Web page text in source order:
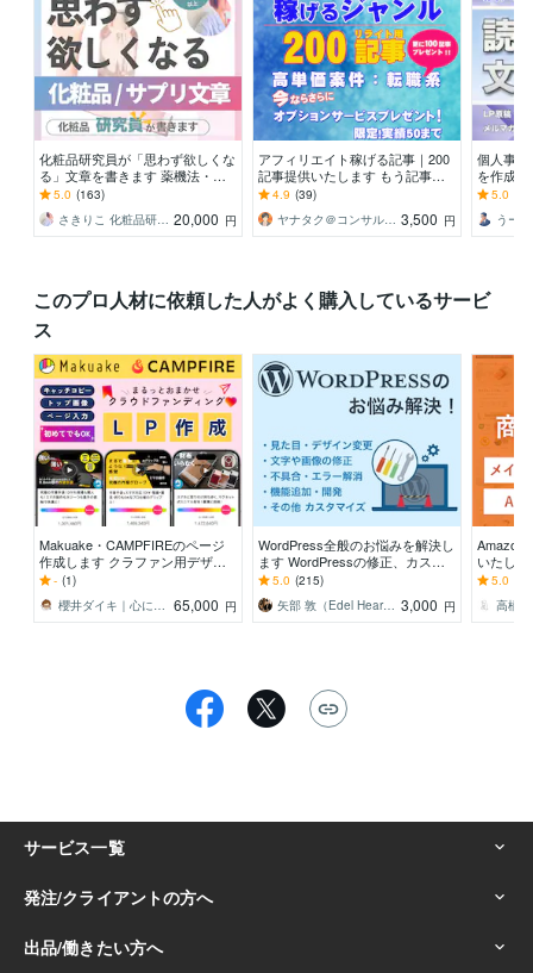
化粧品研究員が「思わず欲しくな
る」文章を書きます 薬機法・景
表法対応。ズバッ！と的確に魅力
を表現
5.0 (163)
20,000 円
アフィリエイト稼げる記事｜200
記事提供いたします もう記事ネ
タに困らない！今ならさらに4大
特典プレゼント！！
4.9 (39)
3,500 円
個人事
を作成
テンツ
もOK！
5.0
このプロ人材に依頼した人がよく購入しているサービ
ス
Makuake・CAMPFIREのページ
作成します クラファン用デザイ
ン&画像制作、入力までまるっと
- (1)
65,000 円
WordPress全般のお悩みを解決し
ます WordPressの修正、カスタ
マイズ、問題解決などお任せ！
5.0 (215)
矢部 敦（Edel Hearts）
3,000 円
Amazon
いたし
＋サブ
5.0